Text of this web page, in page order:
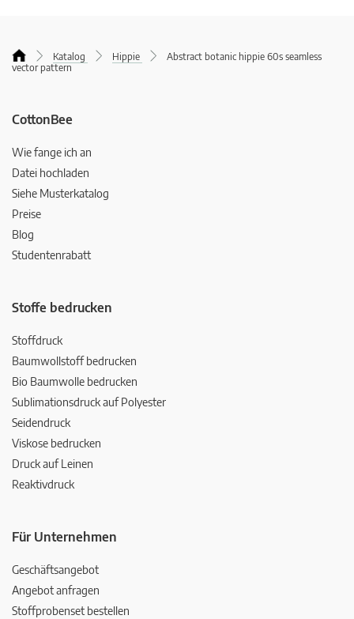
Katalog Hippie
Abstract botanic hippie 60s seamless
vector pattern
CottonBee
Wie fange ich an
Datei hochladen
Siehe Musterkatalog
Preise
Blog
Studentenrabatt
Stoffe bedrucken
Stoffdruck
Baumwollstoff bedrucken
Bio Baumwolle bedrucken
Sublimationsdruck auf Polyester
Seidendruck
Viskose bedrucken
Druck auf Leinen
Reaktivdruck
Für Unternehmen
Geschäftsangebot
Angebot anfragen
Stoffprobenset bestellen